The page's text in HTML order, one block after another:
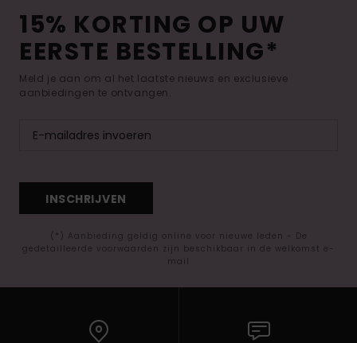
15% KORTING OP UW
EERSTE BESTELLING*
Meld je aan om al het laatste nieuws en exclusieve
aanbiedingen te ontvangen.
INSCHRIJVEN
(*) Aanbieding geldig online voor nieuwe leden - De
gedetailleerde voorwaarden zijn beschikbaar in de welkomst e-
mail